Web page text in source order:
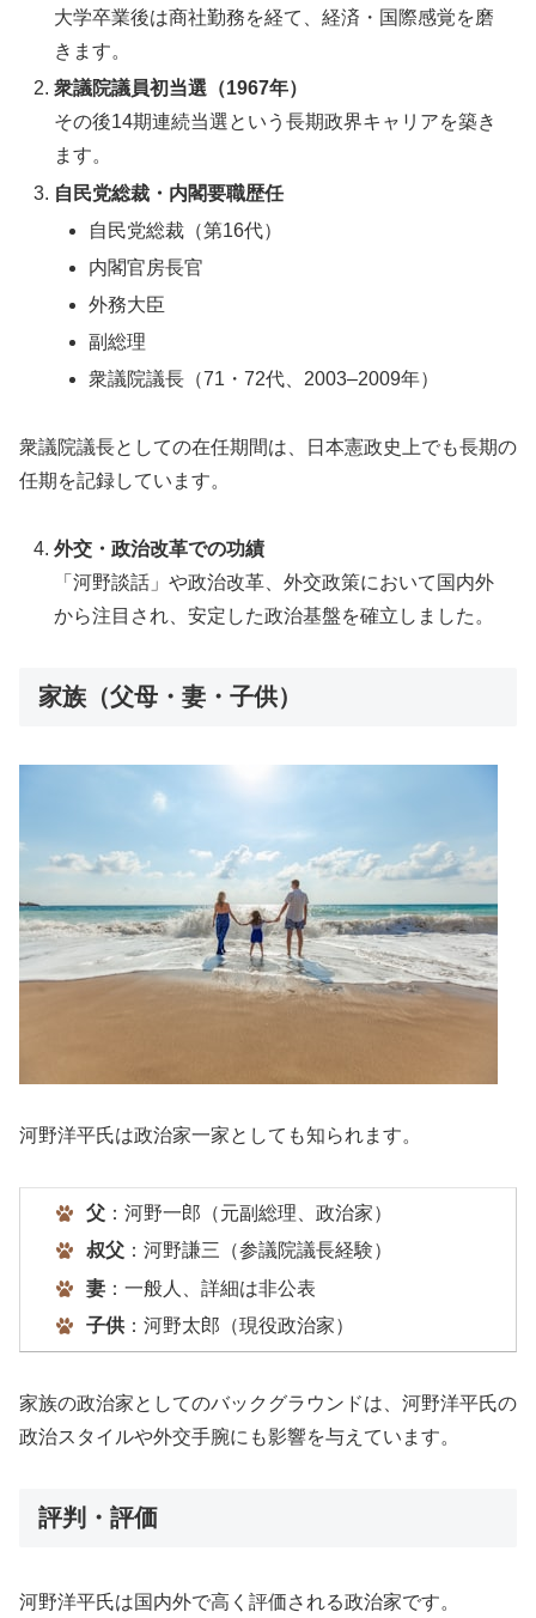
大学卒業後は商社勤務を経て、経済・国際感覚を磨
きます。
衆議院議員初当選（1967年）
その後14期連続当選という長期政界キャリアを築き
ます。
自民党総裁・内閣要職歴任
自民党総裁（第16代）
内閣官房長官
外務大臣
副総理
衆議院議長（71・72代、2003–2009年）
衆議院議長としての在任期間は、日本憲政史上でも長期の
任期を記録しています。
外交・政治改革での功績
「河野談話」や政治改革、外交政策において国内外
から注目され、安定した政治基盤を確立しました。
家族（父母・妻・子供）
河野洋平氏は政治家一家としても知られます。
父：河野一郎（元副総理、政治家）
叔父：河野謙三（参議院議長経験）
妻：一般人、詳細は非公表
子供：河野太郎（現役政治家）
家族の政治家としてのバックグラウンドは、河野洋平氏の
政治スタイルや外交手腕にも影響を与えています。
評判・評価
河野洋平氏は国内外で高く評価される政治家です。